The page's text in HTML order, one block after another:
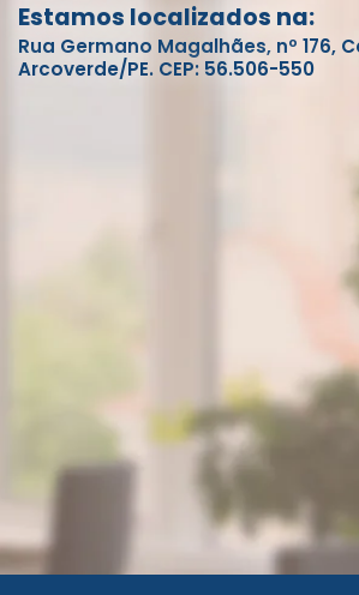
Estamos localizados na:
Rua Germano Magalhães, nº 176,
Arcoverde/PE. CEP: 56.506-550